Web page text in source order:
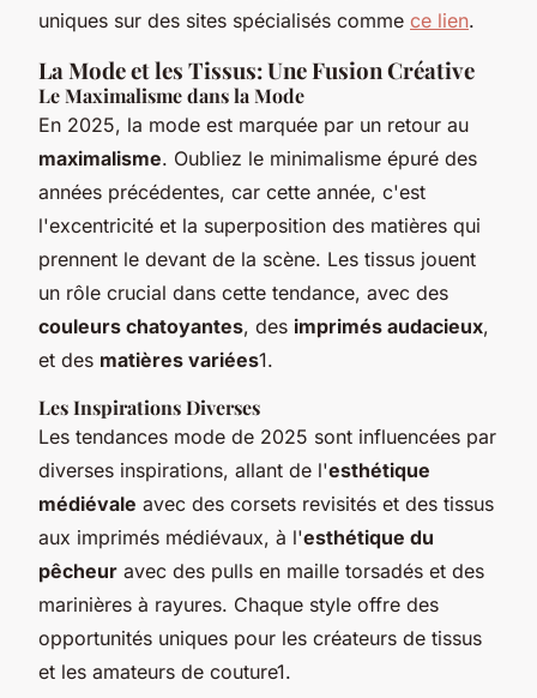
uniques sur des sites spécialisés comme ce lien.
La Mode et les Tissus: Une Fusion Créative
Le Maximalisme dans la Mode
En 2025, la mode est marquée par un retour au
maximalisme. Oubliez le minimalisme épuré des
années précédentes, car cette année, c'est
l'excentricité et la superposition des matières qui
prennent le devant de la scène. Les tissus jouent
un rôle crucial dans cette tendance, avec des
couleurs chatoyantes, des imprimés audacieux,
et des matières variées1.
Les Inspirations Diverses
Les tendances mode de 2025 sont influencées par
diverses inspirations, allant de l'esthétique
médiévale avec des corsets revisités et des tissus
aux imprimés médiévaux, à l'esthétique du
pêcheur avec des pulls en maille torsadés et des
marinières à rayures. Chaque style offre des
opportunités uniques pour les créateurs de tissus
et les amateurs de couture1.